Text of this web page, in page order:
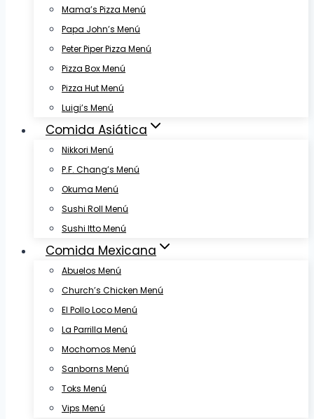
Mama’s Pizza Menú
Papa John’s Menú
Peter Piper Pizza Menú
Pizza Box Menú
Pizza Hut Menú
Luigi’s Menú
Comida Asiática
Nikkori Menú
P.F. Chang’s Menú
Okuma Menú
Sushi Roll Menú
Sushi Itto Menú
Comida Mexicana
Abuelos Menú
Church’s Chicken Menú
El Pollo Loco Menú
La Parrilla Menú
Mochomos Menú
Sanborns Menú
Toks Menú
Vips Menú